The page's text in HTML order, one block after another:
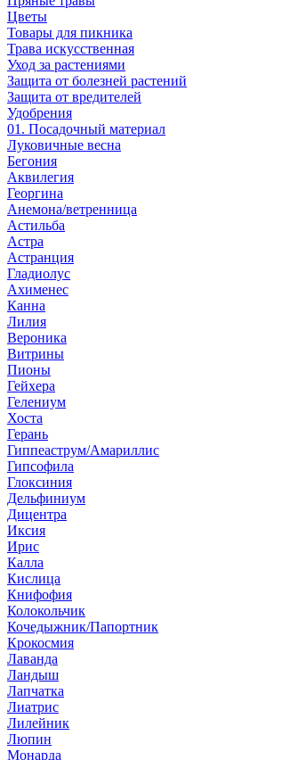
Цветы
Товары для пикника
Трава искусственная
Уход за растениями
Защита от болезней растений
Защита от вредителей
Удобрения
01. Посадочный материал
Луковичные весна
Бегония
Аквилегия
Георгина
Анемона/ветренница
Астильба
Астра
Астранция
Гладиолус
Ахименес
Канна
Лилия
Вероника
Витрины
Пионы
Гейхера
Гелениум
Хоста
Герань
Гиппеаструм/Амариллис
Гипсофила
Глоксиния
Дельфиниум
Дицентра
Иксия
Ирис
Калла
Кислица
Книфофия
Колокольчик
Кочедыжник/Папортник
Крокосмия
Лаванда
Ландыш
Лапчатка
Лиатрис
Лилейник
Люпин
Монарда